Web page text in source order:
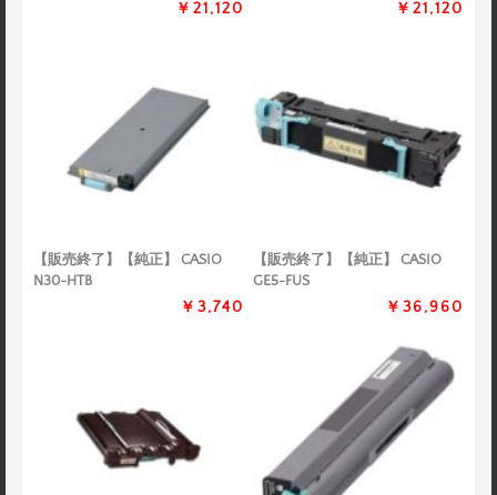
￥21,120 ￥21,120
【販売終了】【純正】 CASIO
N30-HTB
￥3,740
【販売終了】【純正】 CASIO
GE5-FUS
￥36,960